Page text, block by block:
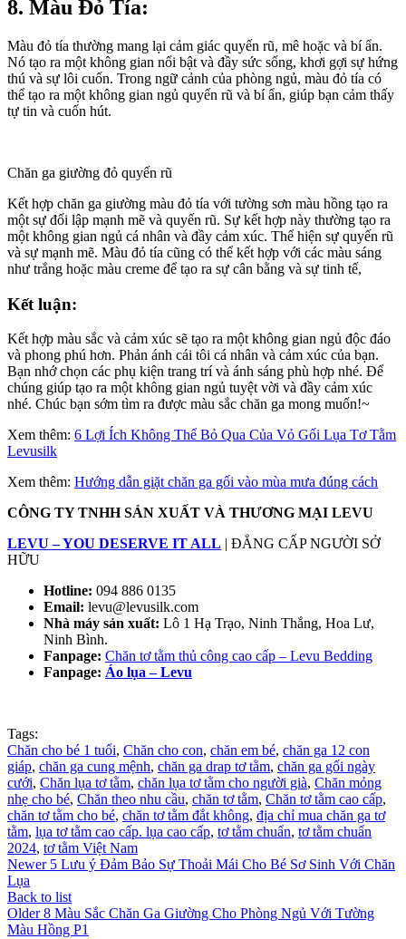
8. Màu Đỏ Tía:
Màu đỏ tía thường mang lại cảm giác quyến rũ, mê hoặc và bí ẩn.
Nó tạo ra một không gian nổi bật và đầy sức sống, khơi gợi sự hứng
thú và sự lôi cuốn. Trong ngữ cảnh của phòng ngủ, màu đỏ tía có
thể tạo ra một không gian ngủ quyến rũ và bí ẩn, giúp bạn cảm thấy
tự tin và cuốn hút.
Chăn ga giường đỏ quyến rũ
Kết hợp chăn ga giường màu đỏ tía với tường sơn màu hồng tạo ra
một sự đối lập mạnh mẽ và quyến rũ. Sự kết hợp này thường tạo ra
một không gian ngủ cá nhân và đầy cảm xúc. Thể hiện sự quyến rũ
và sự mạnh mẽ. Màu đỏ tía cũng có thể kết hợp với các màu sáng
như trắng hoặc màu creme để tạo ra sự cân bằng và sự tinh tế,
Kết luận:
Kết hợp màu sắc và cảm xúc sẽ tạo ra một không gian ngủ độc đáo
và phong phú hơn. Phản ánh cái tôi cá nhân và cảm xúc của bạn.
Bạn nhớ chọn các phụ kiện trang trí và ánh sáng phù hợp nhé. Để
chúng giúp tạo ra một không gian ngủ tuyệt vời và đầy cảm xúc
nhé. Chúc bạn sớm tìm ra được màu sắc chăn ga mong muốn!~
Xem thêm: 6 Lợi Ích Không Thể Bỏ Qua Của Vỏ Gối Lụa Tơ Tằm
Levusilk
Xem thêm: Hướng dẫn giặt chăn ga gối vào mùa mưa đúng cách
CÔNG TY TNHH SẢN XUẤT VÀ THƯƠNG MẠI LEVU
LEVU – YOU DESERVE IT ALL | ĐẲNG CẤP NGƯỜI SỞ
HỮU
Hotline: 094 886 0135
Email: levu@levusilk.com
Nhà máy sản xuất: Lô 1 Hạ Trạo, Ninh Thắng, Hoa Lư,
Ninh Bình.
Fanpage: Chăn tơ tằm thủ công cao cấp – Levu Bedding
Fanpage: Áo lụa – Levu
Tags:
Chăn cho bé 1 tuổi, Chăn cho con, chăn em bé, chăn ga 12 con
giáp, chăn ga cung mệnh, chăn ga drap tơ tằm, chăn ga gối ngày
cưới, Chăn lụa tơ tằm, chăn lụa tơ tằm cho người già, Chăn mỏng
nhẹ cho bé, Chăn theo nhu cầu, chăn tơ tằm, Chăn tơ tằm cao cấp,
chăn tơ tằm cho bé, chăn tơ tằm đắt không, địa chỉ mua chăn ga tơ
tằm, lụa tơ tằm cao cấp. lụa cao cấp, tơ tằm chuẩn, tơ tằm chuẩn
2024, tơ tằm Việt Nam
Newer 5 Lưu ý Đảm Bảo Sự Thoải Mái Cho Bé Sơ Sinh Với Chăn
Lụa
Back to list
Older 8 Màu Sắc Chăn Ga Giường Cho Phòng Ngủ Với Tường
Màu Hồng P1